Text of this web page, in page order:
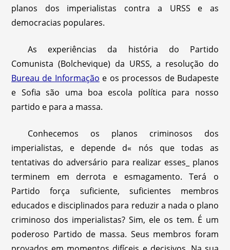
planos dos imperialistas contra a URSS e as
democracias populares.
As experiências da história do Partido
Comunista (Bolchevique) da URSS, a resolução do
Bureau de Informação e os processos de Budapeste
e Sofia são uma boa escola política para nosso
partido e para a massa.
Conhecemos os planos criminosos dos
imperialistas, e depende d« nós que todas as
tentativas do adversário para realizar esses_ planos
terminem em derrota e esmagamento. Terá o
Partido força suficiente, suficientes membros
educados e disciplinados para reduzir a nada o plano
criminoso dos imperialistas? Sim, ele os tem. É um
poderoso Partido de massa. Seus membros foram